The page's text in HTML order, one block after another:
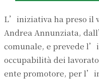
L’iniziativa ha preso il
Andrea Annunziata,
comunale, e prevede
occupabilità dei
ente promotore, per